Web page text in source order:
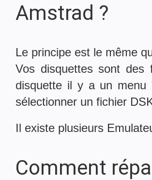
Amstrad ?
Le principe est le même
Vos disquettes sont des
disquette il y a un menu
sélectionner un fichier
Il existe plusieurs
Comment